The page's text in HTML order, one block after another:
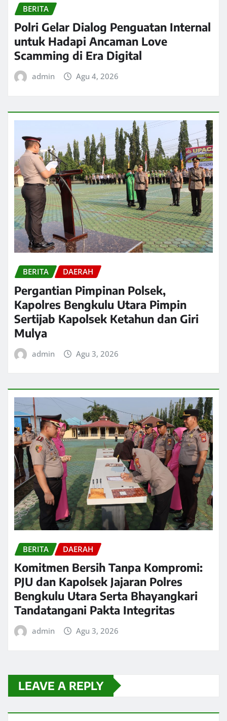
BERITA
Polri Gelar Dialog Penguatan Internal
untuk Hadapi Ancaman Love
Scamming di Era Digital
admin Agu 4, 2026
BERITA DAERAH
Pergantian Pimpinan Polsek,
Kapolres Bengkulu Utara Pimpin
Sertijab Kapolsek Ketahun dan Giri
Mulya
admin Agu 3, 2026
BERITA DAERAH
Komitmen Bersih Tanpa Kompromi:
PJU dan Kapolsek Jajaran Polres
Bengkulu Utara Serta Bhayangkari
Tandatangani Pakta Integritas
admin Agu 3, 2026
LEAVE A REPLY